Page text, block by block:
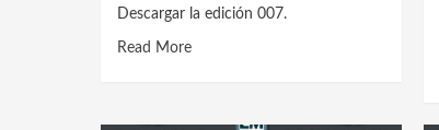
Descargar la edición 007.
Read MoreRead